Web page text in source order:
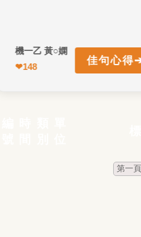
一乙 黃○嫻
148
佳句心得➔
機一乙 黃○嫻
第一頁